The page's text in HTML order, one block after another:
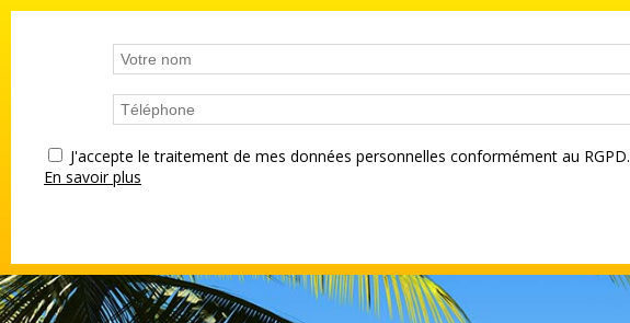
J'accepte le traitement de mes données personnelles conformément au RGPD.
En savoir plus